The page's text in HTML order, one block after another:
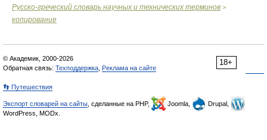
Русско-греческий словарь научных и технических терминов >
копирование
18+
© Академик, 2000-2026
Обратная связь: Техподдержка Реклама на сайте
👣 Путешествия
Экспорт словарей на сайты , сделанные на PHP, Joomla,
Drupal,
WordPress, MODx.